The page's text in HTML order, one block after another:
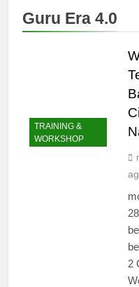
Guru Era 4.0
TRAINING &
WORKSHOP
2